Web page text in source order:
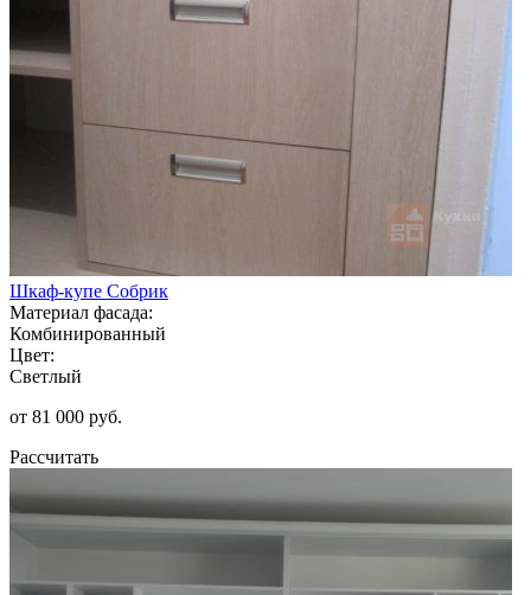
Шкаф-купе Собрик
Материал фасада:
Комбинированный
Цвет:
Светлый
от 81 000 руб.
Рассчитать